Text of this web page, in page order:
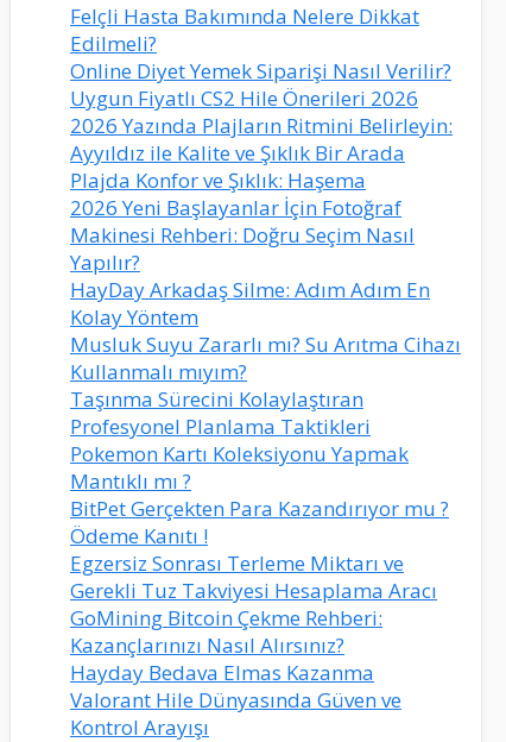
Felçli Hasta Bakımında Nelere Dikkat
Edilmeli?
Online Diyet Yemek Siparişi Nasıl Verilir?
Uygun Fiyatlı CS2 Hile Önerileri 2026
2026 Yazında Plajların Ritmini Belirleyin:
Ayyıldız ile Kalite ve Şıklık Bir Arada
Plajda Konfor ve Şıklık: Haşema
2026 Yeni Başlayanlar İçin Fotoğraf
Makinesi Rehberi: Doğru Seçim Nasıl
Yapılır?
HayDay Arkadaş Silme: Adım Adım En
Kolay Yöntem
Musluk Suyu Zararlı mı? Su Arıtma Cihazı
Kullanmalı mıyım?
Taşınma Sürecini Kolaylaştıran
Profesyonel Planlama Taktikleri
Pokemon Kartı Koleksiyonu Yapmak
Mantıklı mı ?
BitPet Gerçekten Para Kazandırıyor mu ?
Ödeme Kanıtı !
Egzersiz Sonrası Terleme Miktarı ve
Gerekli Tuz Takviyesi Hesaplama Aracı
GoMining Bitcoin Çekme Rehberi:
Kazançlarınızı Nasıl Alırsınız?
Hayday Bedava Elmas Kazanma
Valorant Hile Dünyasında Güven ve
Kontrol Arayışı